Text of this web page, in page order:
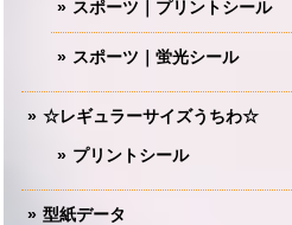
スポーツ｜プリントシール
スポーツ｜蛍光シール
☆レギュラーサイズうちわ☆
プリントシール
型紙データ